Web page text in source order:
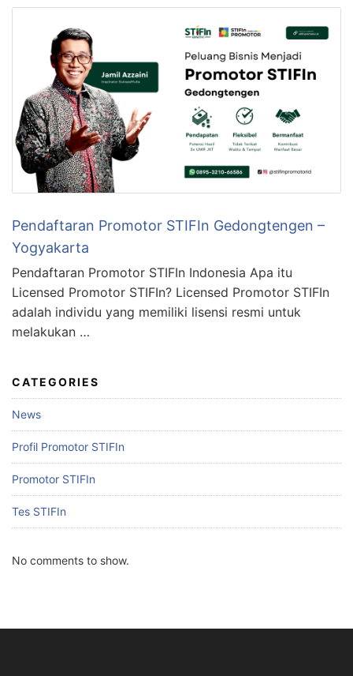
Pendaftaran Promotor STIFIn Gedongtengen –
Yogyakarta
Pendaftaran Promotor STIFIn Indonesia Apa itu
Licensed Promotor STIFIn? Licensed Promotor STIFIn
adalah individu yang memiliki lisensi resmi untuk
melakukan …
CATEGORIES
News
Profil Promotor STIFIn
Promotor STIFIn
Tes STIFIn
No comments to show.